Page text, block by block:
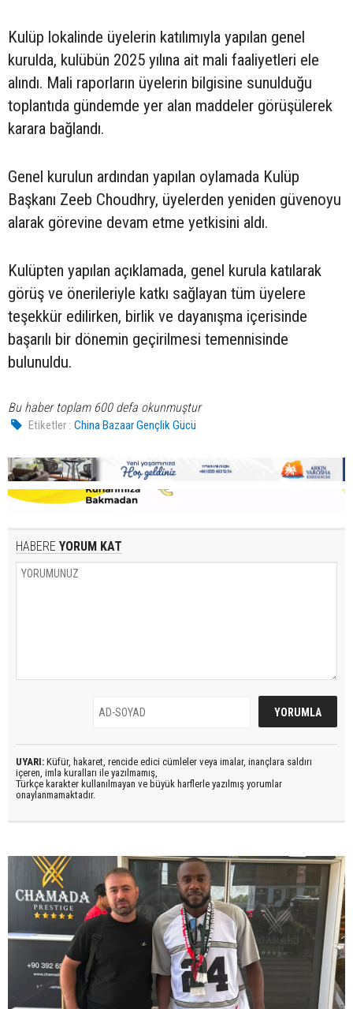
Kulüp lokalinde üyelerin katılımıyla yapılan genel
kurulda, kulübün 2025 yılına ait mali faaliyetleri ele
alındı. Mali raporların üyelerin bilgisine sunulduğu
toplantıda gündemde yer alan maddeler görüşülerek
karara bağlandı.
Genel kurulun ardından yapılan oylamada Kulüp
Başkanı Zeeb Choudhry, üyelerden yeniden güvenoyu
alarak görevine devam etme yetkisini aldı.
Kulüpten yapılan açıklamada, genel kurula katılarak
görüş ve önerileriyle katkı sağlayan tüm üyelere
teşekkür edilirken, birlik ve dayanışma içerisinde
başarılı bir dönemin geçirilmesi temennisinde
bulunuldu.
Bu haber toplam 600 defa okunmuştur
Etiketler : China Bazaar Gençlik Gücü
HABERE YORUM KAT
UYARI: Küfür, hakaret, rencide edici cümleler veya imalar, inançlara saldırı
içeren, imla kuralları ile yazılmamış,
Türkçe karakter kullanılmayan ve büyük harflerle yazılmış yorumlar
onaylanmamaktadır.